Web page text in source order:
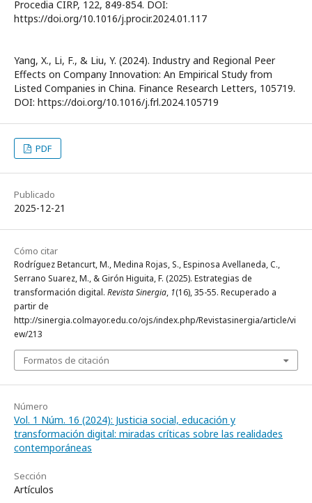
Procedia CIRP, 122, 849-854. DOI:
https://doi.org/10.1016/j.procir.2024.01.117
Yang, X., Li, F., & Liu, Y. (2024). Industry and Regional Peer
Effects on Company Innovation: An Empirical Study from
Listed Companies in China. Finance Research Letters, 105719.
DOI: https://doi.org/10.1016/j.frl.2024.105719
PDF
Publicado
2025-12-21
Cómo citar
Rodríguez Betancurt, M., Medina Rojas, S., Espinosa Avellaneda, C.,
Serrano Suarez, M., & Girón Higuita, F. (2025). Estrategias de
transformación digital. Revista Sinergia, 1(16), 35-55. Recuperado a
partir de
http://sinergia.colmayor.edu.co/ojs/index.php/Revistasinergia/article/vi
ew/213
Formatos de citación
Número
Vol. 1 Núm. 16 (2024): Justicia social, educación y
transformación digital: miradas críticas sobre las realidades
contemporáneas
Sección
Artículos